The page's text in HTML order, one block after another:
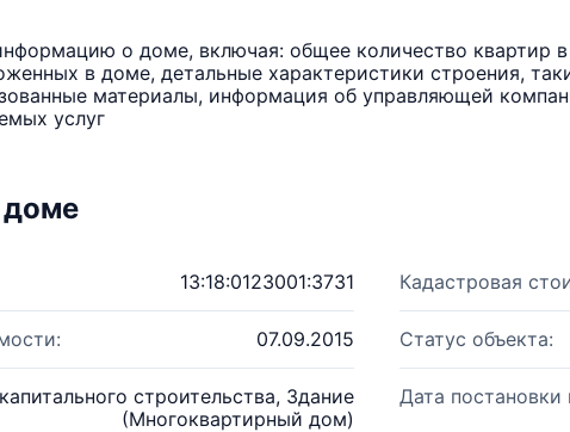
о доме, включая: общее количество квартир в
в доме, детальные характеристики строения,
материалы, информация об управляющей
услуг
13:18:0123001:3731 Кадастровая
07.09.2015 Статус объекта:
строительства, Здание
(Многоквартирный дом)
Дата постановки